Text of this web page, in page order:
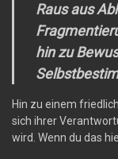
Raus aus
hin zu
Hin zu einem
sich ihrer
wird. Wenn du das